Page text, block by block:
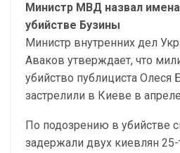
Министр МВД назвал
убийстве Бузины
Министр внутренних дел
Аваков утверждает, что
убийство публициста Олеся
застрелили в Киеве в
По подозрению в убийстве
задержали двух киевлян 25-